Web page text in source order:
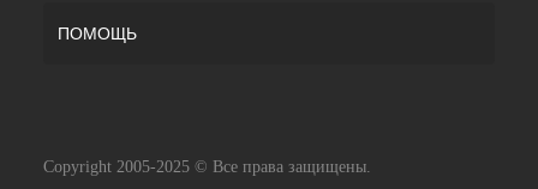
ПОМОЩЬ
Copyright 2005-2025 © Все права защищены.